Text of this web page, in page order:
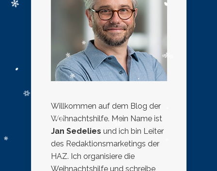
Willkommen auf dem Blog der
Weihnachtshilfe. Mein Name ist
Jan Sedelies und ich bin Leiter
des Redaktionsmarketings der
HAZ. Ich organisiere die
Weihnachtshilfe und schreibe